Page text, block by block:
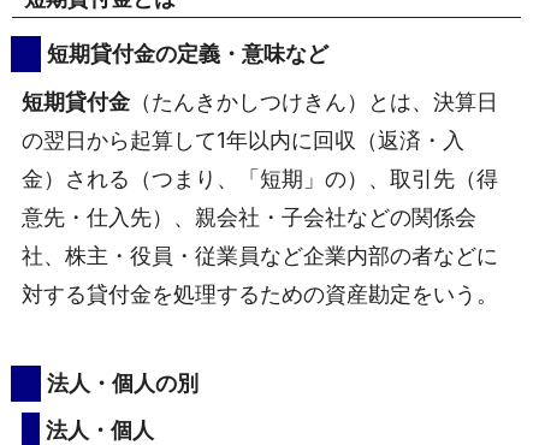
短期貸付金の定義・意味など
短期貸付金（たんきかしつけきん）とは、決算日
の翌日から起算して1年以内に回収（返済・入
金）される（つまり、「短期」の）、取引先（得
意先・仕入先）、親会社・子会社などの関係会
社、株主・役員・従業員など企業内部の者などに
対する貸付金を処理するための資産勘定をいう。
法人・個人の別
法人・個人